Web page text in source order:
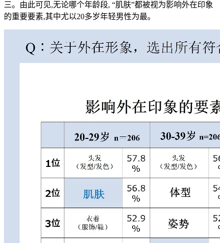
三。由此可见,无论哪个年龄段, “肌肤”都被视为影响外在印象
的重要要素,其中尤以20多岁年轻男性为最。